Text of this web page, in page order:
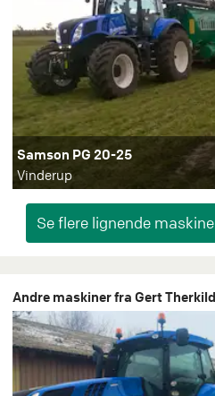
Samson PG 20-25
Vinderup
Andre maskiner fra Gert